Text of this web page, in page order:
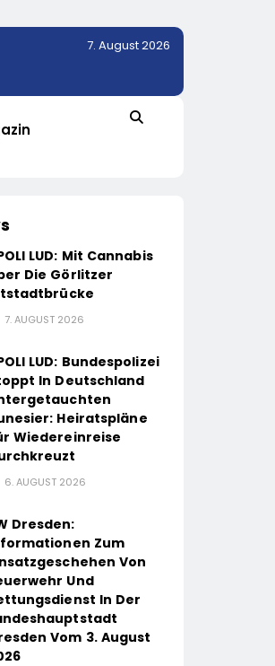
7. August 2026
LUD: Mit Cannabis
Die Görlitzer
7. AUGUST 2026
LUD: Bundespolizei
In Deutschland
Heiratspläne
Wiedereinreise
6. AUGUST 2026
Dresden:
Zum
Von
Und
In Der
Vom 3. August